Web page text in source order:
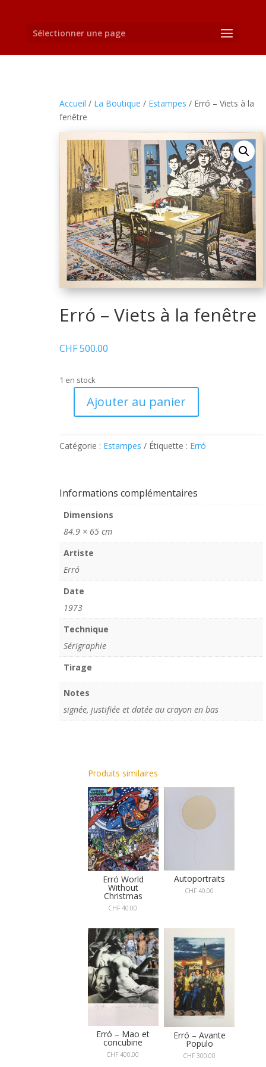
Sélectionner une page
Accueil / La Boutique / Estampes / Erró – Viets à la
fenêtre
Erró – Viets à la fenêtre
CHF500.00
1 en stock
quantité
Erró
–
la
fenêtre
Ajouter au panier
Catégorie : Estampes Étiquette : Erró
Informations complémentaires
Dimensions
84.9 × 65 cm
Artiste
Erró
Date
1973
Technique
Sérigraphie
Tirage
Notes
signée, justifiée et datée au crayon en bas
Produits similaires
Erró World
Without
Christmas
CHF 40.00
Autoportraits
CHF40.00
Erró – Mao et
concubine
CHF 400.00
Erró – Avante
Populo
CHF300.00